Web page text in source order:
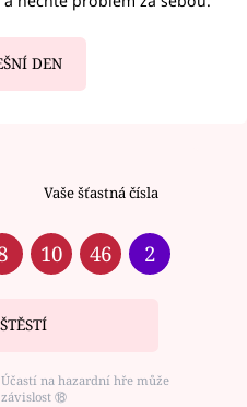
DEN
Vaše šťastná čísla
10 46 2
na hazardní hře může
⑱